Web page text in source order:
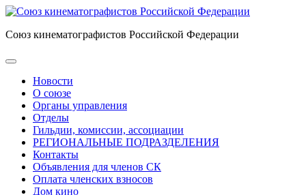
Союз кинематографистов Российской Федерации
Новости
О союзе
Органы управления
Отделы
Гильдии, комиссии, ассоциации
РЕГИОНАЛЬНЫЕ ПОДРАЗДЕЛЕНИЯ
Контакты
Объявления для членов СК
Оплата членских взносов
Дом кино